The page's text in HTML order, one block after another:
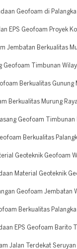
Geofoam di Palangka
EPS Geofoam Proyek
Jembatan Berkualitas
Geofoam Timbunan
Berkualitas Gunung
Berkualitas Murung
Geofoam Timbunan
Berkualitas
Geoteknik Geofoam
Material Geoteknik
Geofoam Jembatan
Berkualitas Palangka
EPS Geofoam Barito
Jalan Terdekat